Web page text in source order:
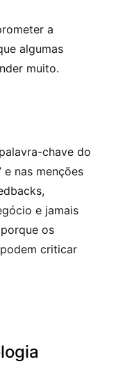
a
algumas
muito.
chave do
e nas menções
e jamais
os
criticar